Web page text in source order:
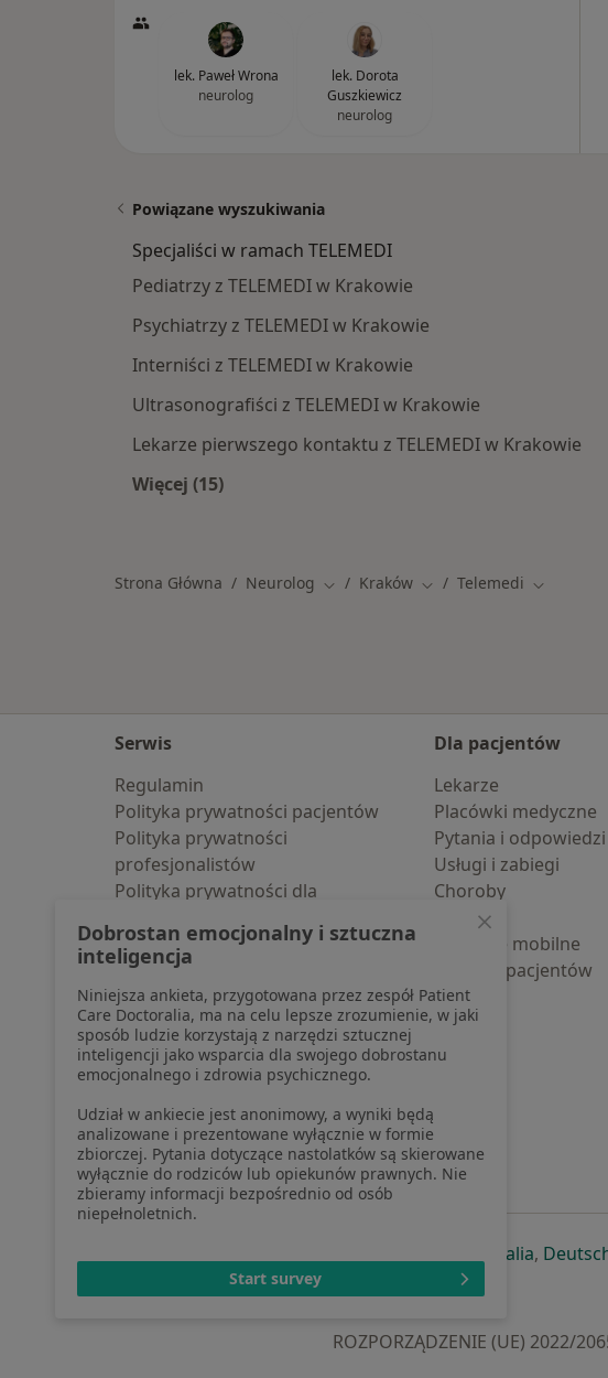
lek. Paweł Wrona
neurolog
lek. Dorota
Guszkiewicz
neurolog
Powiązane wyszukiwania
Specjaliści w ramach TELEMEDI
Pediatrzy z TELEMEDI w Krakowie
Psychiatrzy z TELEMEDI w Krakowie
Interniści z TELEMEDI w Krakowie
Ultrasonografiści z TELEMEDI w Krakowie
Lekarze pierwszego kontaktu z TELEMEDI w Krakowie
Więcej (15)
Strona Główna Neurolog Zmień miasto
Kraków Zmień miasto
Telemedi Zmień
Serwis
Regulamin
Polityka prywatności pacjentów
Polityka prywatności
profesjonalistów
Polityka prywatności dla
pozyskaliśmy samodzielnie
Polityka cookies
Jak działają wyniki wyszukiwania
Dostępność
O nas
Praca Rekrutujemy!
Partnerzy
Centrum prasowe
Kontakt
Dla pacjentów
Lekarze
Placówki medyczne
Pytania i odpowiedzi
Usługi i zabiegi
Choroby
Pomoc
Aplikacje mobilne
Blog dla pacjentów
otwiera się w nowej karcie
otwiera się w nowej
otwiera się w
Italiaotwiera
,
ROZPORZĄDZENIE (UE) 2022/
Dobrostan emocjonalny i sztuczna
inteligencja
Niniejsza ankieta, przygotowana przez zespół Patient
Care Doctoralia, ma na celu lepsze zrozumienie, w jaki
sposób ludzie korzystają z narzędzi sztucznej
inteligencji jako wsparcia dla swojego dobrostanu
emocjonalnego i zdrowia psychicznego.
Udział w ankiecie jest anonimowy, a wyniki będą
analizowane i prezentowane wyłącznie w formie
zbiorczej. Pytania dotyczące nastolatków są skierowane
wyłącznie do rodziców lub opiekunów prawnych. Nie
zbieramy informacji bezpośrednio od osób
niepełnoletnich.
Start survey